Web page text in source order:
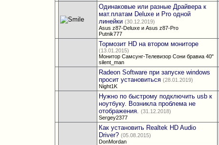
Одинаковые или разные Драйвера к
мат.платам Deluxe и Pro одной
линейки (30.12.2019)
Asus z87-Deluxe и Asus z87-Pro
Putnik777
Тормозит HD на втором мониторе
(13.01.2015)
Монитор Самсунг-Телевизор Сони бравиа 40"
silent_man
Radeon Software при запуске windows
просит установиться (28.01.2019)
Night1K
Нужно по быстрому подключить usb к
ноутбуку. Возникла проблема не
отображения. (31.12.2018)
Sergey2377
Как установить Realtek HD Audio
Driver? (05.08.2015)
DonMordan